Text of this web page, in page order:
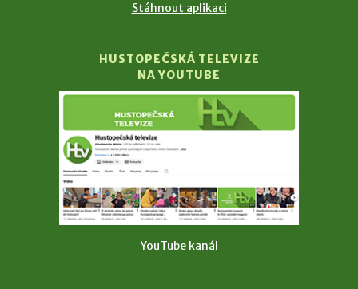
Stáhnout aplikaci
HUSTOPEČSKÁ TELEVIZE
NA YOUTUBE
YouTube kanál